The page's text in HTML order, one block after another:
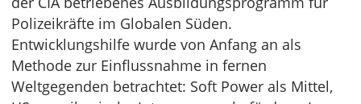
Polizeikräfte im Globalen Süden.
Entwicklungshilfe wurde von Anfang an als
Methode zur Einflussnahme in fernen
Weltgegenden betrachtet: Soft Power als Mittel,